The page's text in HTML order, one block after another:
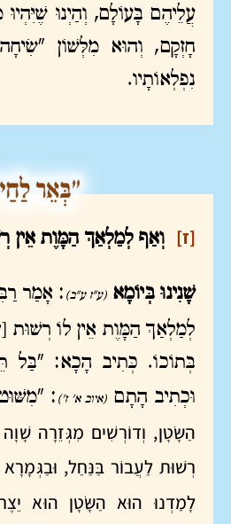
עֲלֵיהֶם בָּעוֹלָם, וְהַיְנוּ
חָזְקָם, וְהוּא מִלְּשׁוֹן
נִפְלְאוֹתָיו.
[ז] וְאַף לְמַלְאַךְ הַמָּוֶת אֵין
שָׁנִינוּ בְּיוֹמָא (ע"ז ע"ב) : אָמַר
לְמַלְאַךְ הַמָּוֶת אֵין לוֹ רְשׁוּת
בְּתוֹכוֹ. כְּתִיב הָכָא: "בַּל
וּכְתִיב הָתָם (איוב א' ז') :
הַשָּׂטָן, וְדוֹרְשִׁים מִגְּזֵרָה
רְשׁוּת לַעֲבוֹר בַּנַּחַל,
לָמַדְנוּ הוּא הַשָּׂטָן הוּא